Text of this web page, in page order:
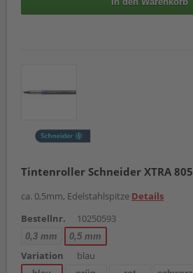
Tintenroller Schneider XTRA 805
ca. 0,5mm, Edelstahlspitze Details
Bestellnr.
10250593
0,3 mm 0,5 mm
Variation blau